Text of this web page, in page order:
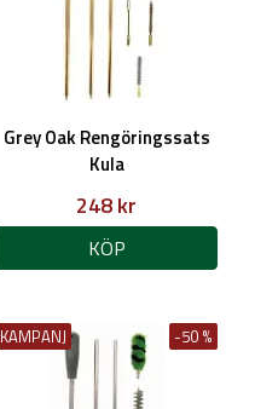
Grey Oak Rengöringssats
Kula
248 kr
KÖP
KAMPANJ -50 %